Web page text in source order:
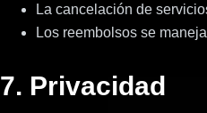
La cancelación de
Los reembolsos se
7. Privacidad